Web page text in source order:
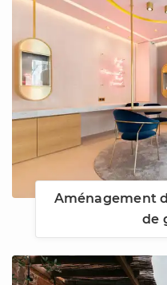
Aménagement
de